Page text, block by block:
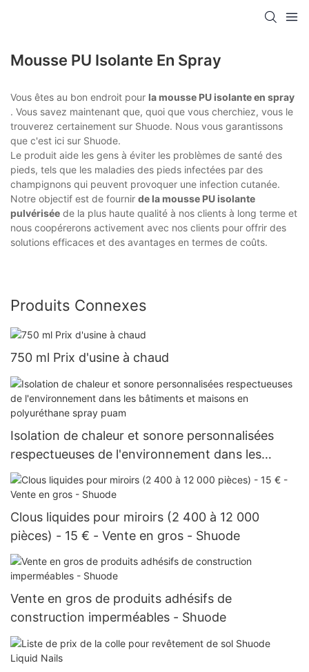
Mousse PU Isolante En Spray
Vous êtes au bon endroit pour la mousse PU isolante en spray
. Vous savez maintenant que, quoi que vous cherchiez, vous le
trouverez certainement sur Shuode. Nous vous garantissons
que c'est ici sur Shuode.
Le produit aide les gens à éviter les problèmes de santé des
pieds, tels que les maladies des pieds infectées par des
champignons qui peuvent provoquer une infection cutanée.
Notre objectif est de fournir de la mousse PU isolante
pulvérisée de la plus haute qualité à nos clients à long terme et
nous coopérerons activement avec nos clients pour offrir des
solutions efficaces et des avantages en termes de coûts.
Produits Connexes
750 ml Prix d'usine à chaud
Isolation de chaleur et sonore personnalisées
respectueuses de l'environnement dans les
bâtiments et maisons en polyuréthane spray
puam
Clous liquides pour miroirs (2 400 à 12 000
pièces) - 15 € - Vente en gros - Shuode
Vente en gros de produits adhésifs de
construction imperméables - Shuode